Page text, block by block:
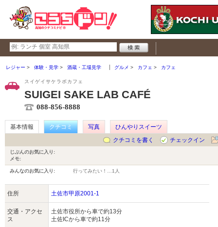
レジャー 体験・見学 酒蔵・工場見学 グルメ カフェ カフェ
スイゲイサケラボカフェ
SUIGEI SAKE LAB CAFÉ
088-856-8888
基本情報 クチコミ 写真
ひんやりスイーツ
クチコミを書く
チェックイン
じぶんのお気に入り:
メモ:
みんなのお気に入り: 行ってみたい！… 1人
住所 土佐市甲原2001-1
交通・アクセ
ス
土佐市役所から車で約13分
土佐ICから車で約11分